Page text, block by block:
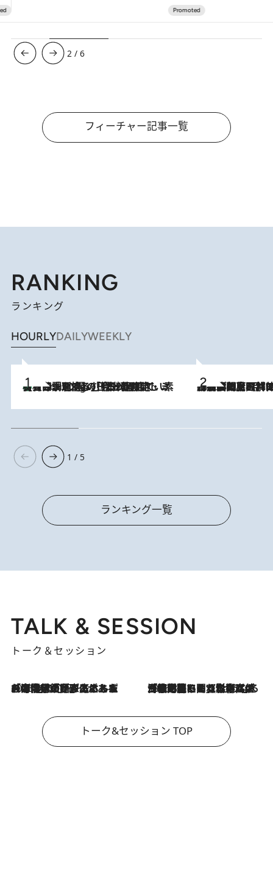
3 /6
フィーチャー記事一覧
RANKING
ランキング
HOURLYDAILYWEEKLY
3 Hours Ago
【大分・別府】「今一番おいしい食材を調理する」1日2組限定・ミシュラン2ツ星の日本料理店で、素材と四季を愉しむ極上の時間 2026.8.8
「最後に見られてよかった」上野動物園の東園パンダ舎が解体前に特別公開。8月16日まで延長されたパネル展と共に辿る“半世紀”のパンダ飼育《解体工事の図面あり》
1 / 5
ランキング一覧
TALK & SESSION
トーク＆セッション
2026.8.3
「今後値上げがあるとすれば…」「リスクがあるのは今年の冬」エネルギー専門家が語る、ホルムズ海峡封鎖が家庭にもたらす“ある心配” 2026.8.3
「住宅建てられない…」「サーチャージ料の高値が続いている」ホルムズ海峡封鎖による影響はいつまで続く？《エネルギー専門家に聞く“どうなる日本の暮らし”》
トーク&セッション TOP